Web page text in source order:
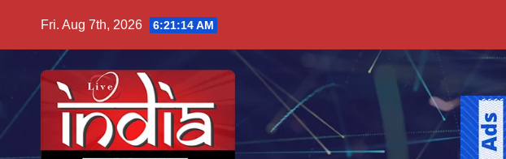
Fri. Aug 7th, 2026 6:21:15 AM